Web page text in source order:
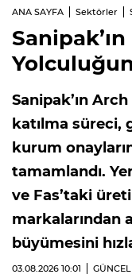
ANA SAYFA Sektörler
Sanipak’ın
katılma
kurum
tamamlandı.
ve Fas’taki
markalarından
büyümesini
03.08.2026 10:01